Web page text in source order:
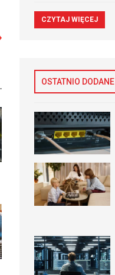
CZYTAJ WIĘCEJ
OSTATNIO DODANE